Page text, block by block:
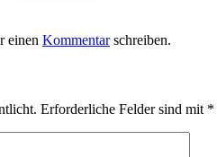
einen Kommentarschreiben.
Erforderliche Felder sind mit *